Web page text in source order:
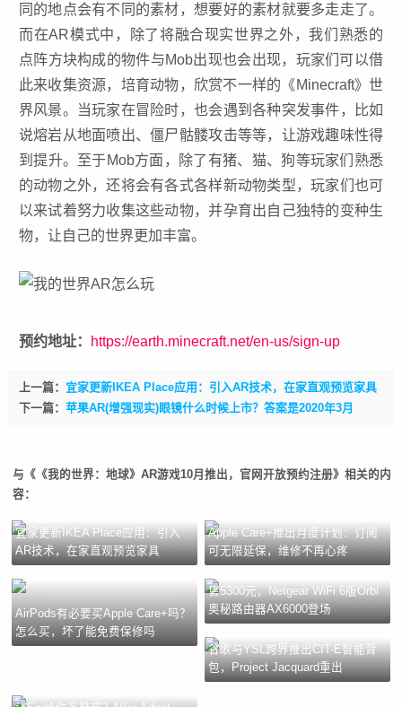
同的地点会有不同的素材，想要好的素材就要多走走了。
而在AR模式中，除了将融合现实世界之外，我们熟悉的
点阵方块构成的物件与Mob出现也会出现，玩家们可以借
此来收集资源，培育动物，欣赏不一样的《Minecraft》世
界风景。当玩家在冒险时，也会遇到各种突发事件，比如
说熔岩从地面喷出、僵尸骷髅攻击等等，让游戏趣味性得
到提升。至于Mob方面，除了有猪、猫、狗等玩家们熟悉
的动物之外，还将会有各式各样新动物类型，玩家们也可
以来试着努力收集这些动物，并孕育出自己独特的变种生
物，让自己的世界更加丰富。
预约地址： https://earth.minecraft.net/en-us/sign-up
上一篇： 宜家更新IKEA Place应用：引入AR技术，在家直观预览家具
下一篇： 苹果AR(增强现实)眼镜什么时候上市？答案是2020年3月
与《《我的世界：地球》AR游戏10月推出，官网开放预约注册》相关的内
容：
宜家更新IKEA Place应用：引入
AR技术，在家直观预览家具
Apple Care+推出月度计划：订阅
可无限延保，维修不再心疼
AirPods有必要买Apple Care+吗？
怎么买，坏了能免费保修吗
售5300元，Netgear WiFi 6版Orbi
奥秘路由器AX6000登场
谷歌与YSL跨界推出CIT-E智能背
包，Project Jacquard重出